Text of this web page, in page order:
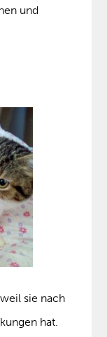
und
sie nach
hat.